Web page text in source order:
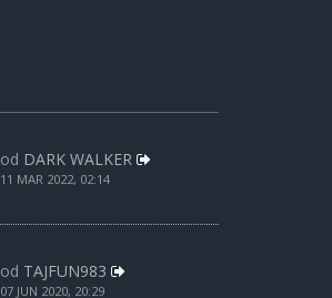
od DARK WALKER
11 MAR 2022, 02:14
od TAJFUN983
07 JUN 2020, 20:29